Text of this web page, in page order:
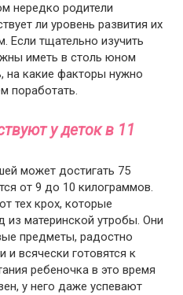
нередко родители
ли уровень развития их
тщательно изучить
иметь в столь юном
на какие факторы нужно
поработать.
у деток в 11
может достигать 75
от 9 до 10 килограммов.
тех крох, которые
из материнской утробы. Они
предметы, радостно
и всячески готовятся к
ребеночка в это время
у него даже успевают